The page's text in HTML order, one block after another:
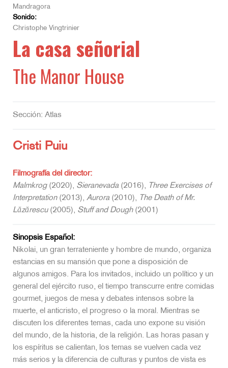
Mandragora
Sonido:
Christophe Vingtrinier
La casa señorial
The Manor House
Sección: Atlas
Cristi Puiu
Filmografía del director:
Malmkrog(2020), Sieranevada (2016), Three Exercises of
Interpretation(2013), Aurora (2010), The Death of Mr.
Lăzărescu(2005), Stuff and Dough(2001)
Sinopsis Español:
Nikolai, un gran terrateniente y hombre de mundo, organiza
estancias en su mansión que pone a disposición de
algunos amigos. Para los invitados, incluido un político y un
general del ejército ruso, el tiempo transcurre entre comidas
gourmet, juegos de mesa y debates intensos sobre la
muerte, el anticristo, el progreso o la moral. Mientras se
discuten los diferentes temas, cada uno expone su visión
del mundo, de la historia, de la religión. Las horas pasan y
los espíritus se calientan, los temas se vuelven cada vez
más serios y la diferencia de culturas y puntos de vista es